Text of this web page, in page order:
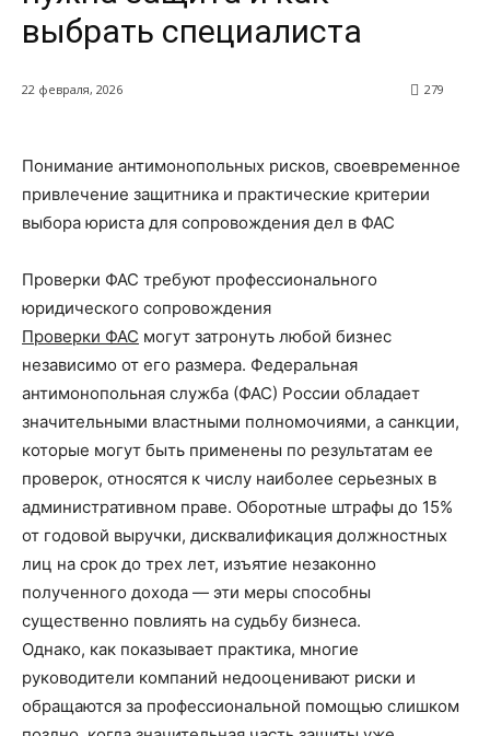
выбрать специалиста
22 февраля, 2026 279
Понимание антимонопольных рисков, своевременное
привлечение защитника и практические критерии
выбора юриста для сопровождения дел в ФАС
Проверки ФАС требуют профессионального
юридического сопровождения
Проверки ФАС могут затронуть любой бизнес
независимо от его размера. Федеральная
антимонопольная служба (ФАС) России обладает
значительными властными полномочиями, а санкции,
которые могут быть применены по результатам ее
проверок, относятся к числу наиболее серьезных в
административном праве. Оборотные штрафы до 15%
от годовой выручки, дисквалификация должностных
лиц на срок до трех лет, изъятие незаконно
полученного дохода — эти меры способны
существенно повлиять на судьбу бизнеса.
Однако, как показывает практика, многие
руководители компаний недооценивают риски и
обращаются за профессиональной помощью слишком